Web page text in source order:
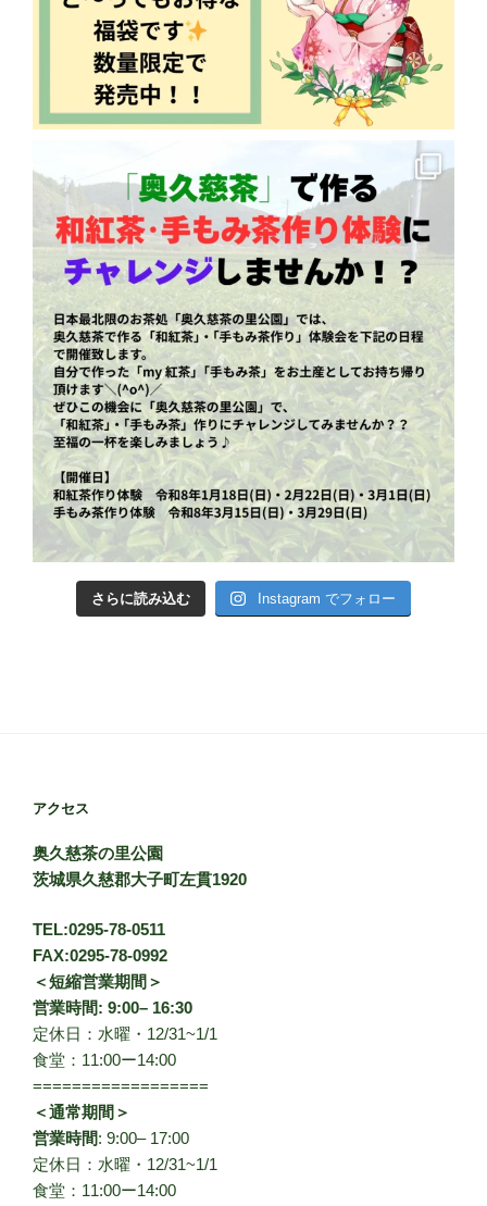
さらに読み込む Instagram でフォロー
アクセス
奥久慈茶の里公園
茨城県久慈郡大子町左貫1920
TEL:0295-78-0511
FAX:0295-78-0992
＜短縮営業期間＞
営業時間: 9:00– 16:30
定休日：水曜・12/31~1/1
食堂：11:00ー14:00
==================
＜通常期間＞
営業時間: 9:00– 17:00
定休日：水曜・12/31~1/1
食堂：11:00ー14:00